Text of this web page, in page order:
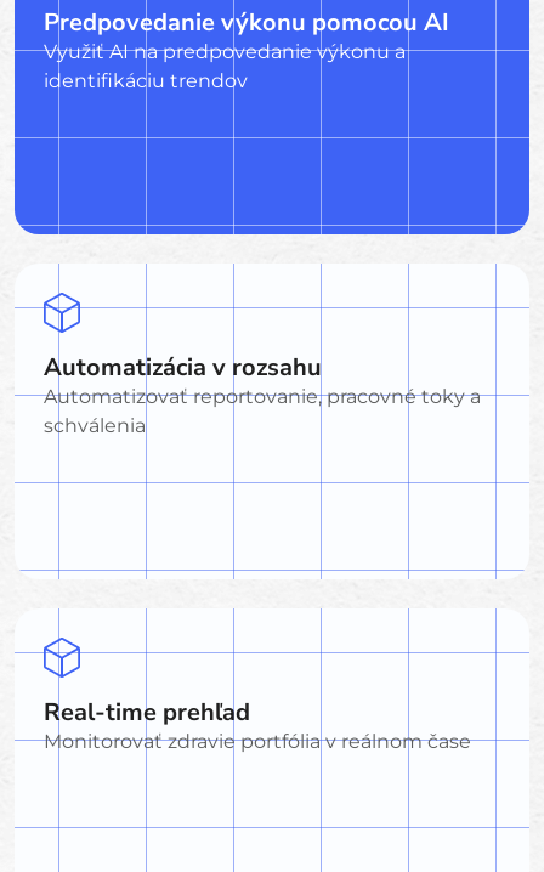
Predpovedanie výkonu pomocou AI
Využiť AI na predpovedanie výkonu a
identifikáciu trendov
Automatizácia v rozsahu
Automatizovať reportovanie, pracovné toky a
schválenia
Real-time prehľad
Monitorovať zdravie portfólia v reálnom čase